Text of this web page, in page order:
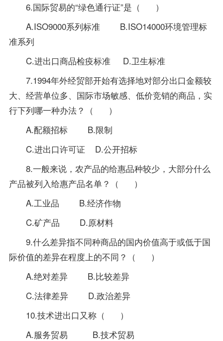
6.国际贸易的“绿色通行证”是（ ）
A.ISO9000系列标准 B.ISO14000环境管理标
准系列
C.进出口商品检疫标准 D.卫生标准
7.1994年外经贸部开始有选择地对部分出口金额较
大、经营单位多、国际市场敏感、低价竞销的商品，实
行下列哪一种办法？（ ）
A.配额招标 B.限制
C.进出口许可证 D.公开招标
8.一般来说，农产品的给惠品种较少，大部分什么
产品被列入给惠产品名单？（ ）
A.工业品 B.经济作物
C.矿产品 D.原材料
9.什么差异指不同种商品的国内价值高于或低于国
际价值的差异在程度上的不同？（ ）
A.绝对差异 B.比较差异
C.法律差异 D.政治差异
10.技术进出口又称（ ）
A.服务贸易 B.技术贸易